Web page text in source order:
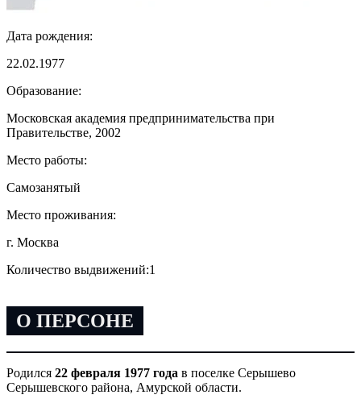
Дата рождения:
22.02.1977
Образование:
Московская академия предпринимательства при
Правительстве, 2002
Место работы:
Самозанятый
Место проживания:
г. Москва
Количество выдвижений:1
О ПЕРСОНЕ
Родился 22 февраля 1977 года в поселке Серышево
Серышевского района, Амурской области.